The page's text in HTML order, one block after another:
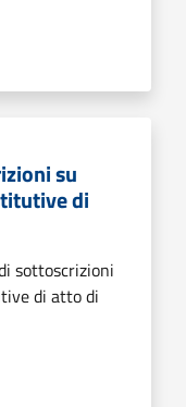
su
di
sottoscrizioni
di atto di